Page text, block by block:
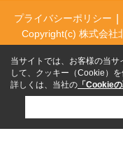
プライバシーポリシー
Copyright(c) 株式会社
当サイトでは、お客様の当
して、クッキー（Cookie）を
詳しくは、当社の 「Cookie